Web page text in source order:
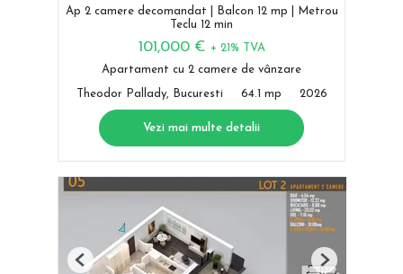
Ap 2 camere decomandat | Balcon 12 mp | Metrou
Teclu 12 min
101,000 € + 21% TVA
Apartament cu 2 camere de vânzare
Theodor Pallady, Bucuresti 64.1 mp 2026
Vezi mai multe detalii
Previous Next